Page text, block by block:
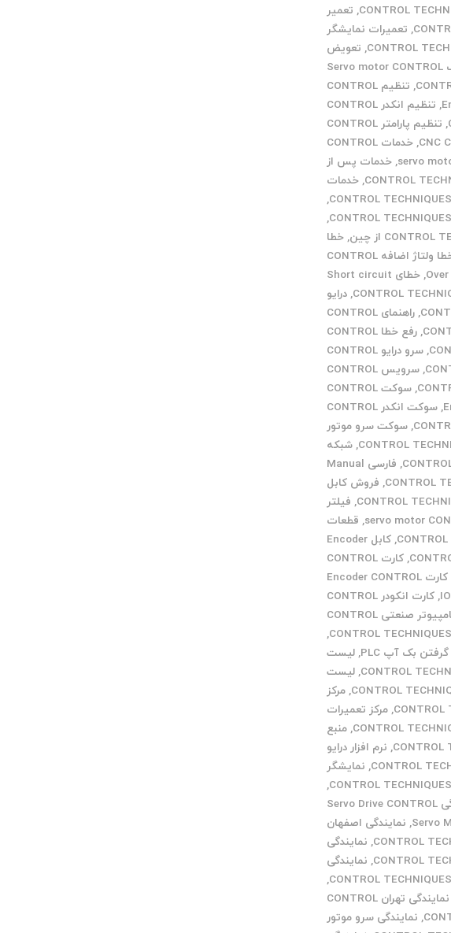
, تعمیر
, تعمیرات نمایشگر
, تعویض
تعویض بلبرینگ Servo motor CONTROL
,
تنظیم CONTROL
,
تنظیم انکدر CONTROL
,
تنظیم پارامتر CONTROL
,
خدمات CONTROL
, خدمات پس از
, خدمات
,
,
, خطا
خطا ولتاژ اضافه CONTROL
,
خطای Short circuit
, درایو
,
راهنمای CONTROL
,
رفع خطا CONTROL
,
سرو درایو CONTROL
,
سرویس CONTROL
,
سوکت CONTROL
,
سوکت انکدر CONTROL
, سوکت سرو موتور
, شبکه
,
فارسی Manual
, فروش کابل
, فیلتر
, قطعات
,
کابل Encoder
,
کارت CONTROL
کارت Encoder CONTROL
,
کارت انکودر CONTROL
کامپیوتر صنعتی CONTROL
,
گرفتن بک آپ PLC , لیست
, لیست
, مرکز
, مرکز تعمیرات
, منبع
, نرم افزار درایو
, نمایشگر
,
نمایندگی Servo Drive CONTROL
, نمایندگی اصفهان
, نمایندگی
, نمایندگی
,
نمایندگی تهران CONTROL
, نمایندگی سرو موتور